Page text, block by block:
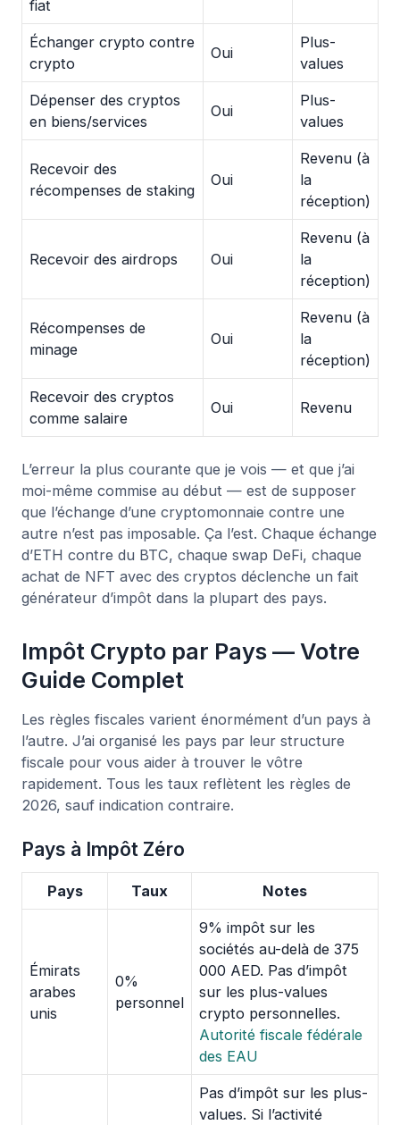
fiat
Échanger crypto contre
crypto
Oui
Plus-
values
Dépenser des cryptos
en biens/services
Oui
Plus-
values
Recevoir des
récompenses de staking
Oui
Revenu (à
la
réception)
Recevoir des airdrops Oui
Revenu (à
la
réception)
Récompenses de
minage
Oui
Revenu (à
la
réception)
Recevoir des cryptos
comme salaire
Oui Revenu
L’erreur la plus courante que je vois — et que j’ai
moi-même commise au début — est de supposer
que l’échange d’une cryptomonnaie contre une
autre n’est pas imposable. Ça l’est. Chaque échange
d’ETH contre du BTC, chaque swap DeFi, chaque
achat de NFT avec des cryptos déclenche un fait
générateur d’impôt dans la plupart des pays.
Impôt Crypto par Pays — Votre
Guide Complet
Les règles fiscales varient énormément d’un pays à
l’autre. J’ai organisé les pays par leur structure
fiscale pour vous aider à trouver le vôtre
rapidement. Tous les taux reflètent les règles de
2026, sauf indication contraire.
Pays à Impôt Zéro
Pays Taux Notes
Émirats
arabes
unis
0%
personnel
9% impôt sur les
sociétés au-delà de 375
000 AED. Pas d’impôt
sur les plus-values
crypto personnelles.
Autorité fiscale fédérale
des EAU
Pas d’impôt sur les plus-
values. Si l’activité